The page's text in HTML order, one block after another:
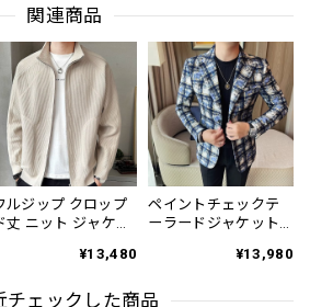
関連商品
ルジップ クロップ
丈 ニット ジャケッ
¥13,480
ペイントチェックテ
ーラードジャケット
¥13,980
チェックした商品